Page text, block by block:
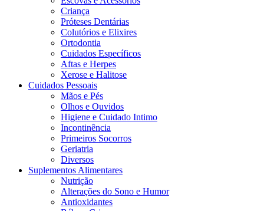
Criança
Próteses Dentárias
Colutórios e Elixires
Ortodontia
Cuidados Específicos
Aftas e Herpes
Xerose e Halitose
Cuidados Pessoais
Mãos e Pés
Olhos e Ouvidos
Higiene e Cuidado Intimo
Incontinência
Primeiros Socorros
Geriatria
Diversos
Suplementos Alimentares
Nutrição
Alterações do Sono e Humor
Antioxidantes